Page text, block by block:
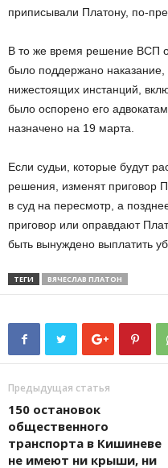
приписывали Платону, по-
В то же время решение ВСП
было поддержано
нижестоящих инстанций,
было оспорено его
назначено на 19 марта.
Если судьи, которые будут
решения, изменят приговор
в суд на пересмотр, а
приговор или оправдают
быть вынуждено выплатить
ТЕГИ ВЯЧЕСЛАВ ПЛАТОН
Предыдущая статья
150 остановок
общественного
транспорта в Кишиневе
не имеют ни крыши, ни